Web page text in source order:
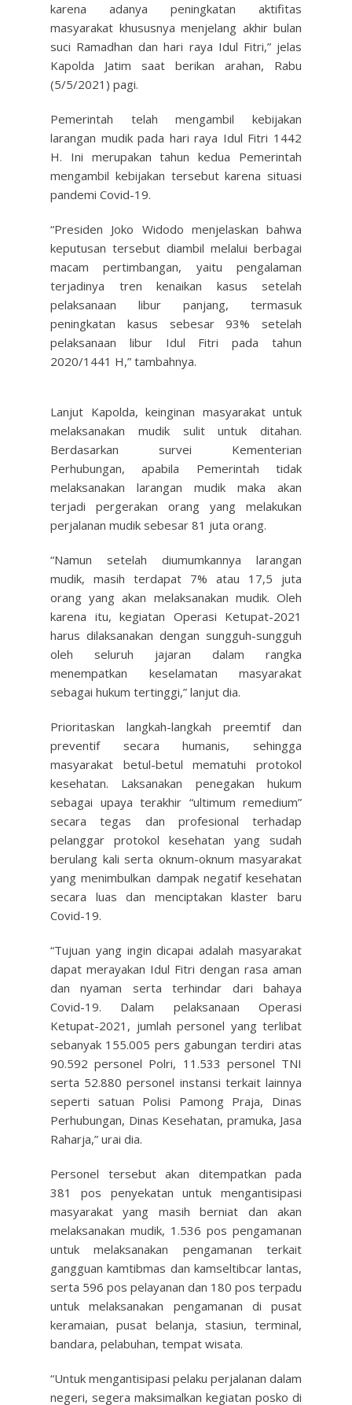
karena adanya peningkatan aktifitas
masyarakat khususnya menjelang akhir bulan
suci Ramadhan dan hari raya Idul Fitri,” jelas
Kapolda Jatim saat berikan arahan, Rabu
(5/5/2021) pagi.
Pemerintah telah mengambil kebijakan
larangan mudik pada hari raya Idul Fitri 1442
H. Ini merupakan tahun kedua Pemerintah
mengambil kebijakan tersebut karena situasi
pandemi Covid-19.
“Presiden Joko Widodo menjelaskan bahwa
keputusan tersebut diambil melalui berbagai
macam pertimbangan, yaitu pengalaman
terjadinya tren kenaikan kasus setelah
pelaksanaan libur panjang, termasuk
peningkatan kasus sebesar 93% setelah
pelaksanaan libur Idul Fitri pada tahun
2020/1441 H,” tambahnya.
Lanjut Kapolda, keinginan masyarakat untuk
melaksanakan mudik sulit untuk ditahan.
Berdasarkan survei Kementerian
Perhubungan, apabila Pemerintah tidak
melaksanakan larangan mudik maka akan
terjadi pergerakan orang yang melakukan
perjalanan mudik sebesar 81 juta orang.
“Namun setelah diumumkannya larangan
mudik, masih terdapat 7% atau 17,5 juta
orang yang akan melaksanakan mudik. Oleh
karena itu, kegiatan Operasi Ketupat-2021
harus dilaksanakan dengan sungguh-sungguh
oleh seluruh jajaran dalam rangka
menempatkan keselamatan masyarakat
sebagai hukum tertinggi,” lanjut dia.
Prioritaskan langkah-langkah preemtif dan
preventif secara humanis, sehingga
masyarakat betul-betul mematuhi protokol
kesehatan. Laksanakan penegakan hukum
sebagai upaya terakhir “ultimum remedium”
secara tegas dan profesional terhadap
pelanggar protokol kesehatan yang sudah
berulang kali serta oknum-oknum masyarakat
yang menimbulkan dampak negatif kesehatan
secara luas dan menciptakan klaster baru
Covid-19.
“Tujuan yang ingin dicapai adalah masyarakat
dapat merayakan Idul Fitri dengan rasa aman
dan nyaman serta terhindar dari bahaya
Covid-19. Dalam pelaksanaan Operasi
Ketupat-2021, jumlah personel yang terlibat
sebanyak 155.005 pers gabungan terdiri atas
90.592 personel Polri, 11.533 personel TNI
serta 52.880 personel instansi terkait lainnya
seperti satuan Polisi Pamong Praja, Dinas
Perhubungan, Dinas Kesehatan, pramuka, Jasa
Raharja,” urai dia.
Personel tersebut akan ditempatkan pada
381 pos penyekatan untuk mengantisipasi
masyarakat yang masih berniat dan akan
melaksanakan mudik, 1.536 pos pengamanan
untuk melaksanakan pengamanan terkait
gangguan kamtibmas dan kamseltibcar lantas,
serta 596 pos pelayanan dan 180 pos terpadu
untuk melaksanakan pengamanan di pusat
keramaian, pusat belanja, stasiun, terminal,
bandara, pelabuhan, tempat wisata.
“Untuk mengantisipasi pelaku perjalanan dalam
negeri, segera maksimalkan kegiatan posko di